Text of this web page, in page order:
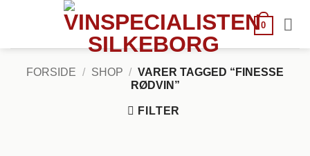
0
FORSIDE / SHOP / VARER TAGGED “FINESSE
RØDVIN”
FILTER